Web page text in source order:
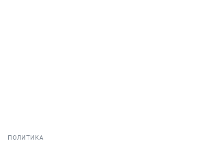
ПОЛИТИКА